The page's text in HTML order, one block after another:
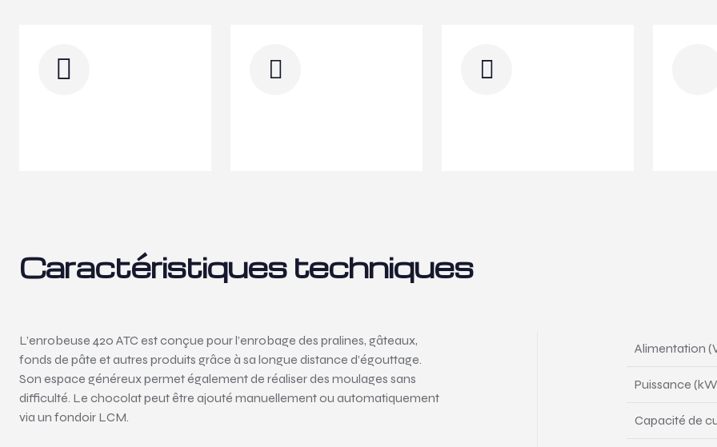
Caractéristiques techniques
L’enrobeuse 420 ATC est conçue pour l’enrobage des pralines, gâteaux,
fonds de pâte et autres produits grâce à sa longue distance d’égouttage.
Son espace généreux permet également de réaliser des moulages sans
difficulté. Le chocolat peut être ajouté manuellement ou automatiquement
via un fondoir LCM.
Alimentation
Puissance
Capacité de